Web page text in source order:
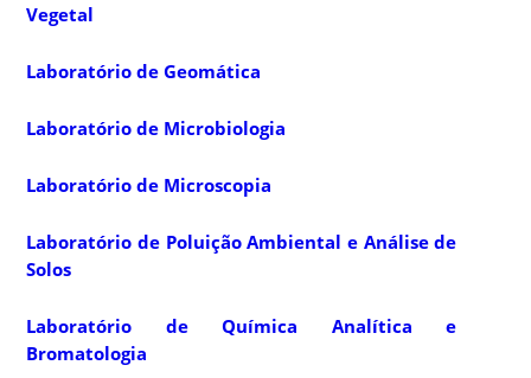
Vegetal
Laboratório de Geomática
Laboratório de Microbiologia
Laboratório de Microscopia
Laboratório de Poluição Ambiental e Análise de
Solos
Laboratório de Química Analítica e
Bromatologia